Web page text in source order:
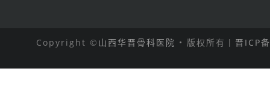
Copyright © 山西华晋骨科医院 • 版权所有丨 晋ICP